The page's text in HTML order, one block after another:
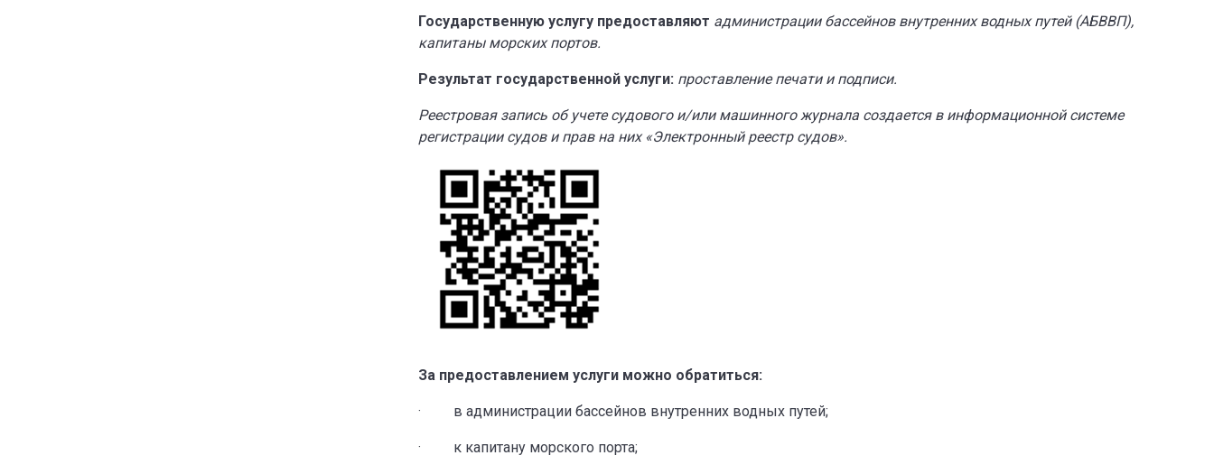
Государственную услугу предоставляют администрации бассейнов внутренних водных путей (АБВВП),
капитаны морских портов.
Результат государственной услуги: проставление печати и подписи.
Реестровая запись об учете судового и/или машинного журнала создается в информационной системе
регистрации судов и прав на них «Электронный реестр судов».
За предоставлением услуги можно обратиться:
· в администрации бассейнов внутренних водных путей;
· к капитану морского порта;